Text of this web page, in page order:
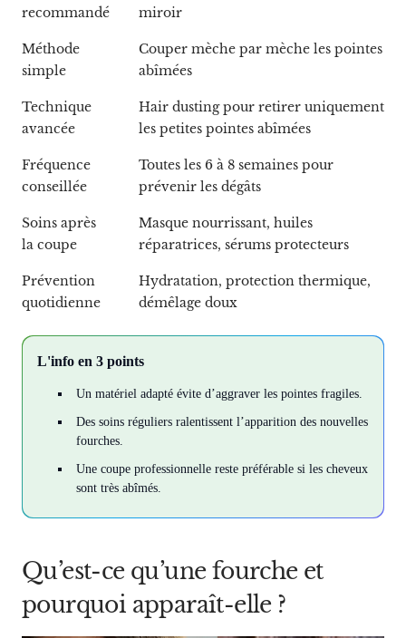
recommandé
miroir
Méthode
simple
Couper mèche par mèche les pointes
abîmées
Technique
avancée
Hair dusting pour retirer uniquement
les petites pointes abîmées
Fréquence
conseillée
Toutes les 6 à 8 semaines pour
prévenir les dégâts
Soins après
la coupe
Masque nourrissant, huiles
réparatrices, sérums protecteurs
Prévention
quotidienne
Hydratation, protection thermique,
démêlage doux
L'info en 3 points
Un matériel adapté évite d’aggraver les pointes fragiles.
Des soins réguliers ralentissent l’apparition des nouvelles
fourches.
Une coupe professionnelle reste préférable si les cheveux
sont très abîmés.
Qu’est-ce qu’une fourche et
pourquoi apparaît-elle ?